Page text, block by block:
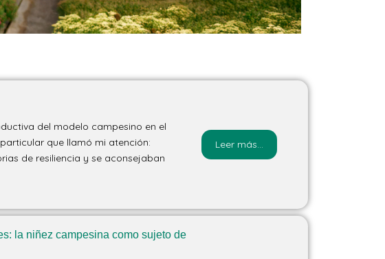
del modelo campesino en el
que llamó mi atención:
de resiliencia y se aconsejaban
Leer más...
la niñez campesina como sujeto de